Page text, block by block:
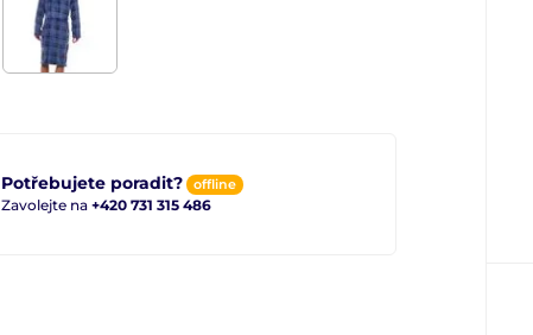
Potřebujete poradit? offline
Zavolejte na +420 731 315 486